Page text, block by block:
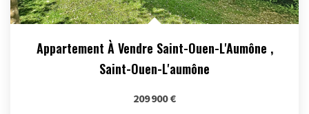
Appartement À Vendre Saint-Ouen-L'Aumône ,
Saint-Ouen-L'aumône
209 900 €